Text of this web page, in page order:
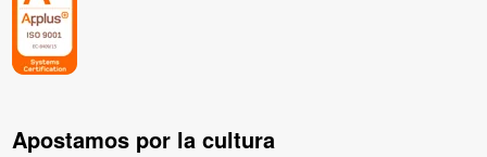
Apostamos por la cultura